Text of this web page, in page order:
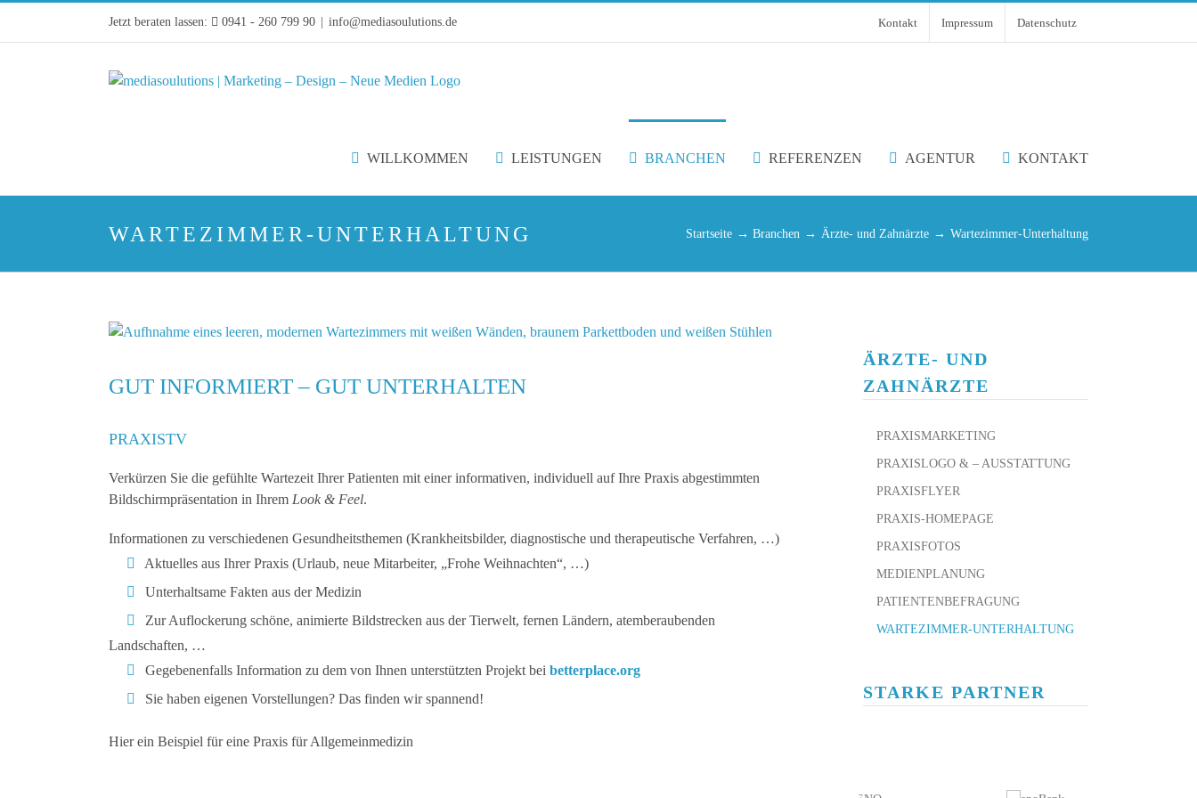
Jetzt beraten lassen: 0941 - 260 799 90 info@mediasoulutions.de Kontakt Impressum Datenschutz
WILLKOMMEN LEISTUNGEN BRANCHEN REFERENZEN AGENTUR KONTAKT
WARTEZIMMER-UNTERHALTUNG Startseite Branchen Ärzte- und Zahnärzte Wartezimmer-Unterhaltung
GUT INFORMIERT – GUT UNTERHALTEN
PRAXISTV
Verkürzen Sie die gefühlte Wartezeit Ihrer Patienten mit einer informativen, individuell auf Ihre Praxis abgestimmten
Bildschirmpräsentation in Ihrem Look & Feel.
Informationen zu verschiedenen Gesundheitsthemen (Krankheitsbilder, diagnostische und therapeutische Verfahren, …)
Aktuelles aus Ihrer Praxis (Urlaub, neue Mitarbeiter, „Frohe Weihnachten“, …)
Unterhaltsame Fakten aus der Medizin
Zur Auflockerung schöne, animierte Bildstrecken aus der Tierwelt, fernen Ländern, atemberaubenden
Landschaften, …
Gegebenenfalls Information zu dem von Ihnen unterstützten Projekt bei betterplace.org
Sie haben eigenen Vorstellungen? Das finden wir spannend!
Hier ein Beispiel für eine Praxis für Allgemeinmedizin
ÄRZTE- UND
ZAHNÄRZTE
PRAXISMARKETING
PRAXISLOGO & – AUSSTATTUNG
PRAXISFLYER
PRAXIS-HOMEPAGE
PRAXISFOTOS
MEDIENPLANUNG
PATIENTENBEFRAGUNG
WARTEZIMMER-UNTERHALTUNG
STARKE PARTNER